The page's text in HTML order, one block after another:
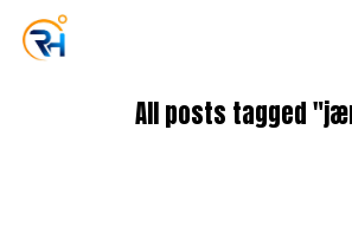
All posts tagged